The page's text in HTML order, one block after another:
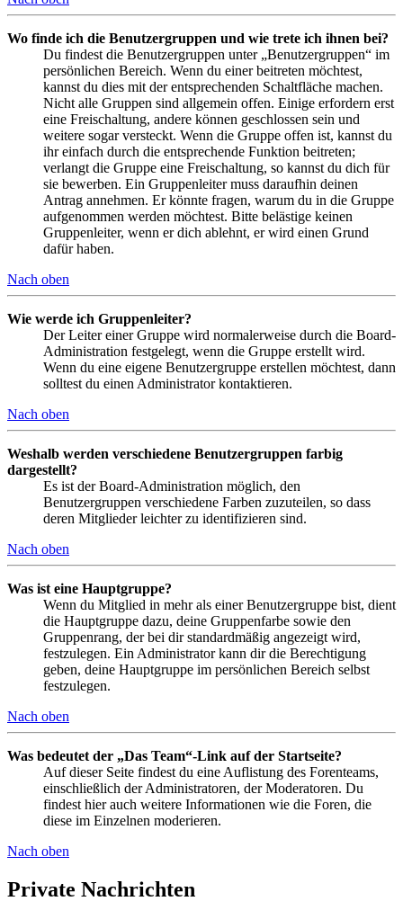
Wo finde ich die Benutzergruppen und wie trete ich ihnen bei?
Du findest die Benutzergruppen unter „Benutzergruppen“ im
persönlichen Bereich. Wenn du einer beitreten möchtest,
kannst du dies mit der entsprechenden Schaltfläche machen.
Nicht alle Gruppen sind allgemein offen. Einige erfordern erst
eine Freischaltung, andere können geschlossen sein und
weitere sogar versteckt. Wenn die Gruppe offen ist, kannst du
ihr einfach durch die entsprechende Funktion beitreten;
verlangt die Gruppe eine Freischaltung, so kannst du dich für
sie bewerben. Ein Gruppenleiter muss daraufhin deinen
Antrag annehmen. Er könnte fragen, warum du in die Gruppe
aufgenommen werden möchtest. Bitte belästige keinen
Gruppenleiter, wenn er dich ablehnt, er wird einen Grund
dafür haben.
Nach oben
Wie werde ich Gruppenleiter?
Der Leiter einer Gruppe wird normalerweise durch die Board-
Administration festgelegt, wenn die Gruppe erstellt wird.
Wenn du eine eigene Benutzergruppe erstellen möchtest, dann
solltest du einen Administrator kontaktieren.
Nach oben
Weshalb werden verschiedene Benutzergruppen farbig
dargestellt?
Es ist der Board-Administration möglich, den
Benutzergruppen verschiedene Farben zuzuteilen, so dass
deren Mitglieder leichter zu identifizieren sind.
Nach oben
Was ist eine Hauptgruppe?
Wenn du Mitglied in mehr als einer Benutzergruppe bist, dient
die Hauptgruppe dazu, deine Gruppenfarbe sowie den
Gruppenrang, der bei dir standardmäßig angezeigt wird,
festzulegen. Ein Administrator kann dir die Berechtigung
geben, deine Hauptgruppe im persönlichen Bereich selbst
festzulegen.
Nach oben
Was bedeutet der „Das Team“-Link auf der Startseite?
Auf dieser Seite findest du eine Auflistung des Forenteams,
einschließlich der Administratoren, der Moderatoren. Du
findest hier auch weitere Informationen wie die Foren, die
diese im Einzelnen moderieren.
Nach oben
Private Nachrichten